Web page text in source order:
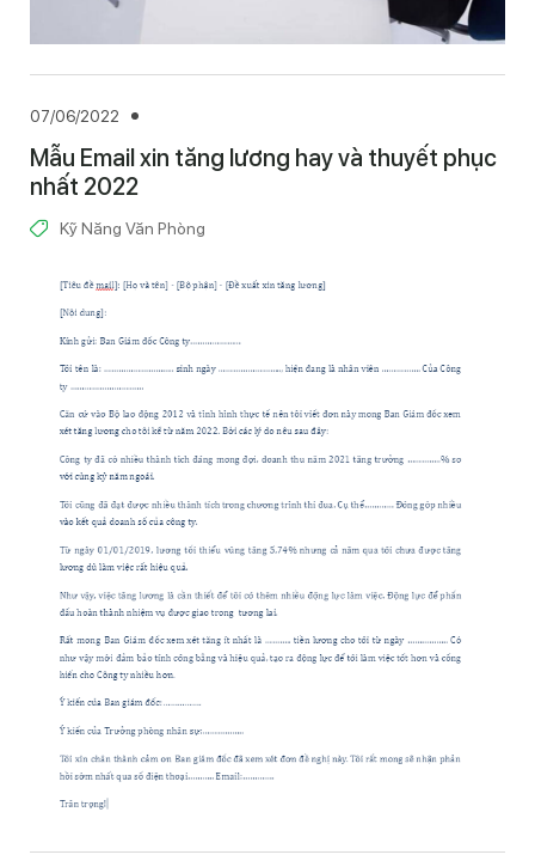
07/06/2022
Mẫu Email xin tăng lương hay và thuyết phục
nhất 2022
Kỹ Năng Văn Phòng